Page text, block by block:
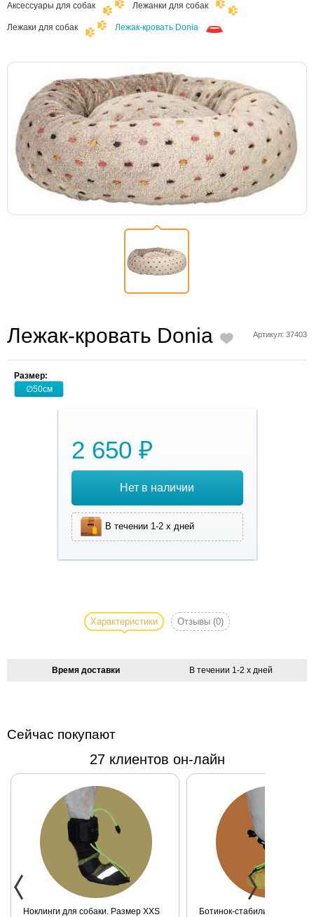
Аксессуары для собак Лежанки для собак
Лежаки для собак Лежак-кровать Donia
Артикул: 37403
Лежак-кровать Donia
Размер:
∅50см
2 650 ₽
Нет в наличии
В течении 1-2 х дней
- съёмный
чехол
нескользящее
Характеристики Отзывы (0)
Время доставки В течении 1-2 х дней
Сейчас покупают
27 клиентов он-лайн
Ноклинги для собаки. Размер XXS
Ботинок-стабилизатор для